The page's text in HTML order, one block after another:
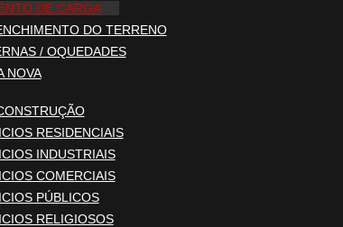
DE CARGA
DO TERRENO
/ OQUEDADES
NOVA
RESIDENCIAIS
INDUSTRIAIS
COMERCIAIS
PÚBLICOS
RELIGIOSOS